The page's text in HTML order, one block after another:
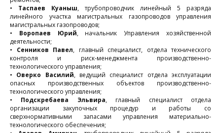
• Таспаев Куаныш, трубопроводчик линейный 5 разряда
линейного участка магистральных газопроводов управления
магистральных газопроводов;
• Воропаев Юрий, начальник Управления хозяйственной
деятельности;
• Сенников Павел, главный специалист, отдела технического
контроля и риск-менеджмента производственно-
технологического управления;
• Оверко Василий, ведущий специалист отдела эксплуатации
опасных производственных объектов производственно-
технологического управления;
• Подскребаева Эльвира, главный специалист отдела
организации закупочных процедур и работы со
сверхнормативными запасами управления материально-
технологического обеспечения;